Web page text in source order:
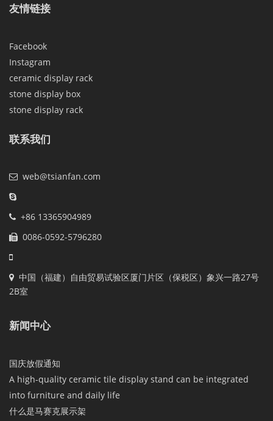
友情链接
Facebook
Instagram
ceramic display rack
stone display box
stone display rack
联系我们
web@tsianfan.com
+86 13365904989
0086-0592-5796280
中国（福建）自由贸易试验区厦门片区（保税区）象兴一路27号
2B室
新闻中心
国庆放假通知
A high-quality ceramic tile display stand can be integrated
into furniture and daily life
什么是马赛克展示架